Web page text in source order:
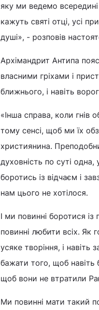
яку ми ведемо
кажуть святі отці, усі
душі», - розповів
Архімандрит Антипа
власними гріхами і
ближнього, і навіть
«Інша справа, коли гнів
тому сенсі, щоб ми їх
християнина.
духовність по суті
боротись із відчаєм і
нам цього не хотілося.
І ми повинні боротися
повинні любити всіх. Як
усяке творіння, і навіть
бажати того, щоб навіть
щоб вони не втратили
Ми повинні мати такий